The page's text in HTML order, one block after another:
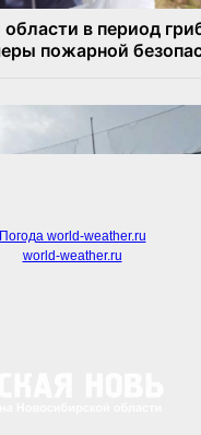
Погода world-weather.ru
world-weather.ru